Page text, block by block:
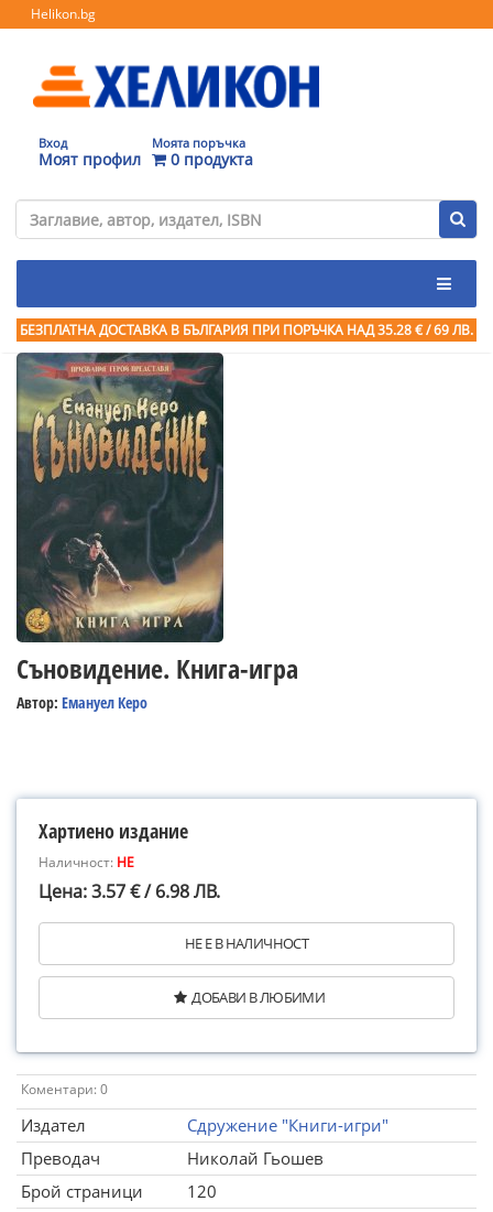
Helikon.bg
Вход
Моят профил
Моята поръчка
0 продукта
БЕЗПЛАТНА ДОСТАВКА В БЪЛГАРИЯ ПРИ ПОРЪЧКА НАД 35.28 € / 69 ЛВ.
Съновидение. Книга-игра
Автор: Емануел Керо
Хартиено издание
Наличност: НЕ
Цена: 3.57 € / 6.98 ЛВ.
НЕ Е В НАЛИЧНОСТ
ДОБАВИ В ЛЮБИМИ
Коментари: 0
Издател
Сдружение "Книги-игри"
Преводач
Николай Гьошев
Брой страници
120